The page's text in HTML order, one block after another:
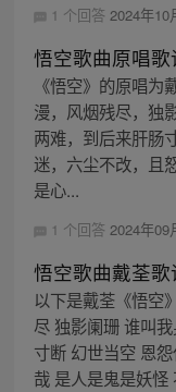
1 个回答 2024年10
悟空歌曲原唱歌
《悟空》的原唱
漫，风烟残尽，独
两难，到后来肝肠
迷，六尘不改，且
是心...
1 个回答 2024年09
悟空歌曲戴荃歌
以下是戴荃《悟空
尽 独影阑珊 谁叫
寸断 幻世当空 恩
哉 是人是鬼是妖怪